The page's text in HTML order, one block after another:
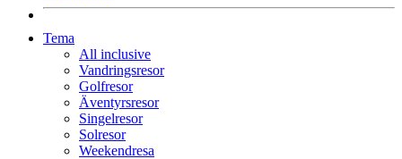
Tema
All inclusive
Vandringsresor
Golfresor
Äventyrsresor
Singelresor
Solresor
Weekendresa